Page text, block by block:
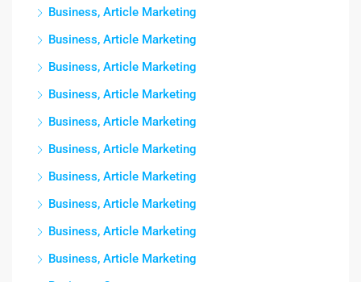
Business, Article Marketing
Business, Article Marketing
Business, Article Marketing
Business, Article Marketing
Business, Article Marketing
Business, Article Marketing
Business, Article Marketing
Business, Article Marketing
Business, Article Marketing
Business, Article Marketing